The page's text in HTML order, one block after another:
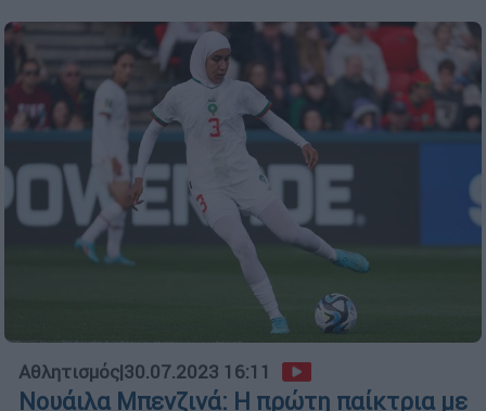
Αθλητισμός|30.07.2023 16:11
Νουάιλα Μπενζινά: Η πρώτη παίκτρια με